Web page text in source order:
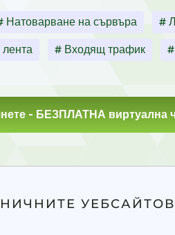
Натоварване на сървъра #
# Входящ трафик
- БЕЗПЛАТНА виртуална